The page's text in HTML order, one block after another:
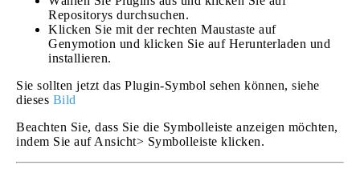
Repositorys durchsuchen.
Klicken Sie mit der rechten Maustaste auf
Genymotion und klicken Sie auf Herunterladen und
installieren.
Sie sollten jetzt das Plugin-Symbol sehen können, siehe
dieses Bild
Beachten Sie, dass Sie die Symbolleiste anzeigen möchten,
indem Sie auf Ansicht> Symbolleiste klicken.